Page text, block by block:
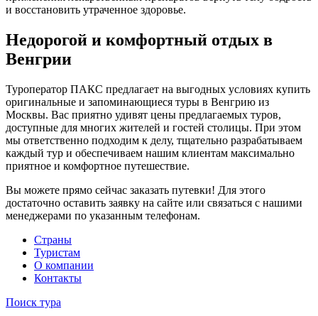
и восстановить утраченное здоровье.
Недорогой и комфортный отдых в
Венгрии
Туроператор ПАКС предлагает на выгодных условиях купить
оригинальные и запоминающиеся туры в Венгрию из
Москвы. Вас приятно удивят цены предлагаемых туров,
доступные для многих жителей и гостей столицы. При этом
мы ответственно подходим к делу, тщательно разрабатываем
каждый тур и обеспечиваем нашим клиентам максимально
приятное и комфортное путешествие.
Вы можете прямо сейчас заказать путевки! Для этого
достаточно оставить заявку на сайте или связаться с нашими
менеджерами по указанным телефонам.
Cтраны
Туристам
О компании
Контакты
Поиск тура